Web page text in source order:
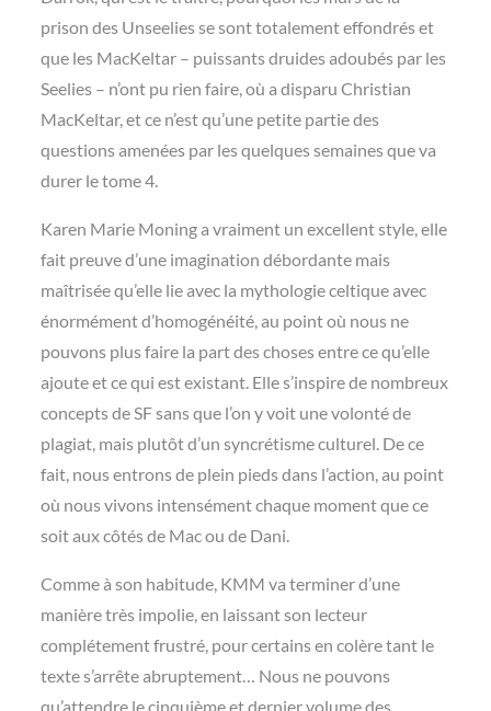
prison des Unseelies se sont totalement effondrés et
que les MacKeltar – puissants druides adoubés par les
Seelies – n’ont pu rien faire, où a disparu Christian
MacKeltar, et ce n’est qu’une petite partie des
questions amenées par les quelques semaines que va
durer le tome 4.
Karen Marie Moning a vraiment un excellent style, elle
fait preuve d’une imagination débordante mais
maîtrisée qu’elle lie avec la mythologie celtique avec
énormément d’homogénéité, au point où nous ne
pouvons plus faire la part des choses entre ce qu’elle
ajoute et ce qui est existant. Elle s’inspire de nombreux
concepts de SF sans que l’on y voit une volonté de
plagiat, mais plutôt d’un syncrétisme culturel. De ce
fait, nous entrons de plein pieds dans l’action, au point
où nous vivons intensément chaque moment que ce
soit aux côtés de Mac ou de Dani.
Comme à son habitude, KMM va terminer d’une
manière très impolie, en laissant son lecteur
complétement frustré, pour certains en colère tant le
texte s’arrête abruptement… Nous ne pouvons
qu’attendre le cinquième et dernier volume des